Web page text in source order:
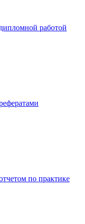
работой
по практике